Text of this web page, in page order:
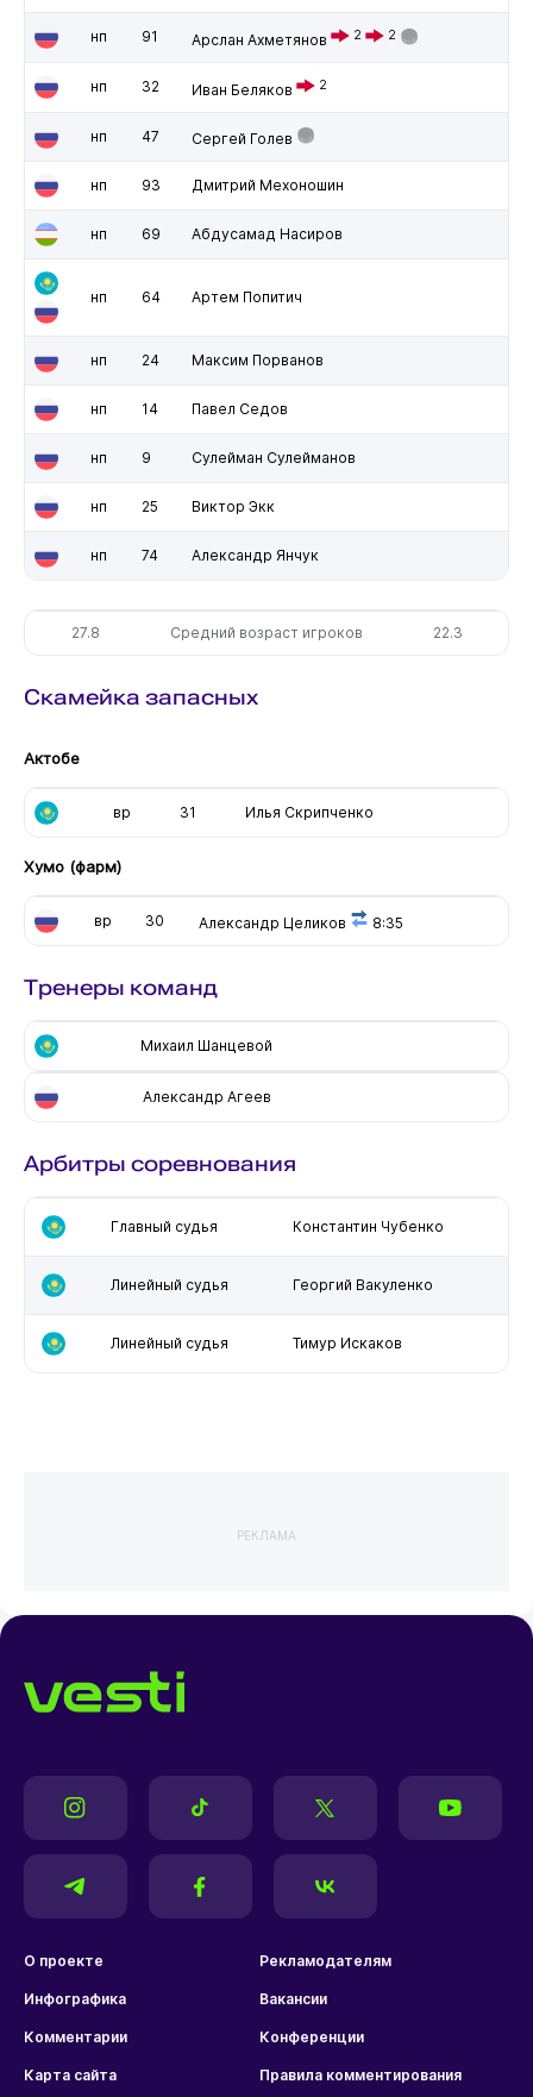
нп 91 Арслан Ахметянов 2 2
нп 32 Иван Беляков 2
нп 47 Сергей Голев
нп 93 Дмитрий Мехоношин
нп 69 Абдусамад Насиров
нп 64 Артем Попитич
нп 24 Максим Порванов
нп 14 Павел Седов
нп 9 Сулейман Сулейманов
нп 25 Виктор Экк
нп 74 Александр Янчук
27.8 Средний возраст игроков 22.3
Скамейка запасных
Актобе
вр 31 Илья Скрипченко
Хумо (фарм)
вр 30 Александр Целиков 8:35
Тренеры команд
Михаил Шанцевой
Александр Агеев
Арбитры соревнования
Главный судья Константин Чубенко
Линейный судья Георгий Вакуленко
Линейный судья Тимур Искаков
РЕКЛАМА
О проекте Рекламодателям
Инфографика Вакансии
Комментарии Конференции
Карта сайта Правила комментирования